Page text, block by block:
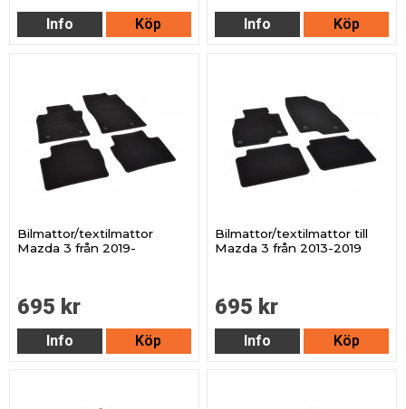
Info Köp Info Köp
Bilmattor/textilmattor
Mazda 3 från 2019-
695 kr
Info Köp
Bilmattor/textilmattor till
Mazda 3 från 2013-2019
695 kr
Info Köp